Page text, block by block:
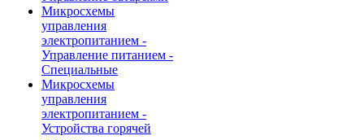
Микросхемы
управления
электропитанием -
Управление питанием -
Специальные
Микросхемы
управления
электропитанием -
Устройства горячей